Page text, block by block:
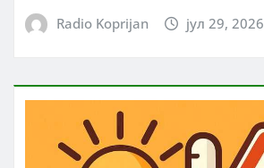
Radio Koprijan јул 29, 2026